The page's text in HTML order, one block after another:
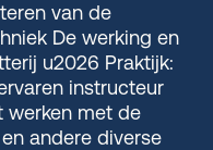
van de
De werking en
u2026 Praktijk:
instructeur
werken met de
andere diverse